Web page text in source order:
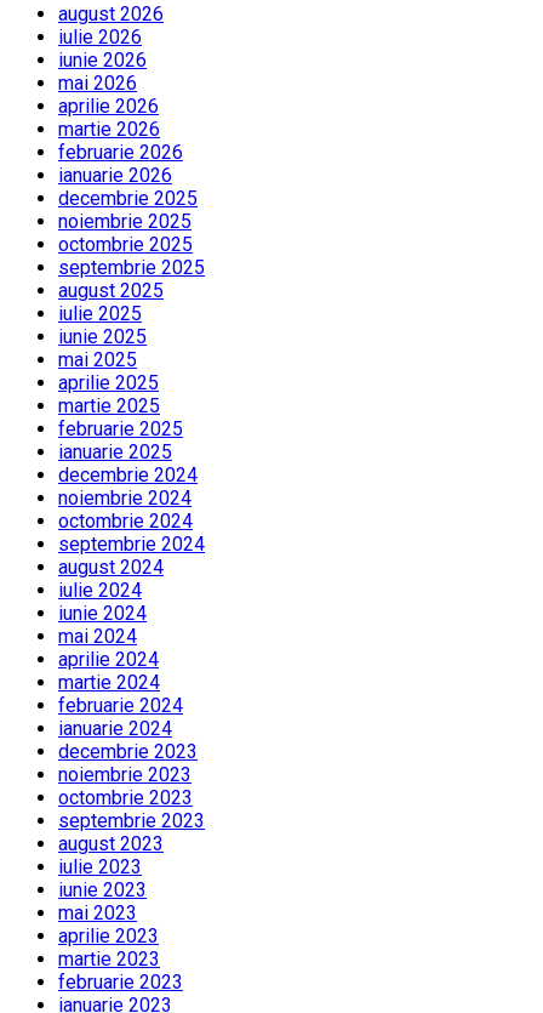
august 2026
iulie 2026
iunie 2026
mai 2026
aprilie 2026
martie 2026
februarie 2026
ianuarie 2026
decembrie 2025
noiembrie 2025
octombrie 2025
septembrie 2025
august 2025
iulie 2025
iunie 2025
mai 2025
aprilie 2025
martie 2025
februarie 2025
ianuarie 2025
decembrie 2024
noiembrie 2024
octombrie 2024
septembrie 2024
august 2024
iulie 2024
iunie 2024
mai 2024
aprilie 2024
martie 2024
februarie 2024
ianuarie 2024
decembrie 2023
noiembrie 2023
octombrie 2023
septembrie 2023
august 2023
iulie 2023
iunie 2023
mai 2023
aprilie 2023
martie 2023
februarie 2023
ianuarie 2023